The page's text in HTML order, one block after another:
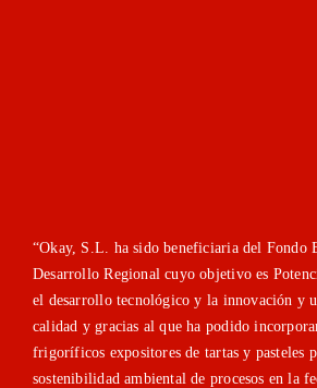
“Okay, S.L. ha sido beneficiaria del Fondo
Desarrollo Regional cuyo objetivo es
el desarrollo tecnológico y la innovación y
calidad y gracias al que ha podido
frigoríficos expositores de tartas y pasteles
sostenibilidad ambiental de procesos en la